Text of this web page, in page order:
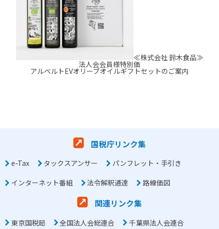
≪株式会社 鈴木食品≫
法人会会員様特別価
アルベルトEVオリーブオイルギフトセットのご案内
国税庁リンク集
e-Tax タックスアンサー
パンフレット・手引き
インターネット番組
法令解釈通達 路線価図
関連リンク集
東京国税局 全国法人会総連合
千葉県法人会連合